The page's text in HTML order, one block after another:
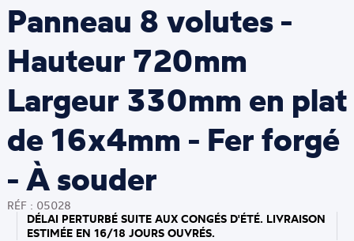
Panneau 8 volutes -
Hauteur 720mm
Largeur 330mm en plat
de 16x4mm - Fer forgé
- À souder
RÉF : 05028
DÉLAI PERTURBÉ SUITE AUX CONGÉS D'ÉTÉ. LIVRAISON
ESTIMÉE EN 16/18 JOURS OUVRÉS.